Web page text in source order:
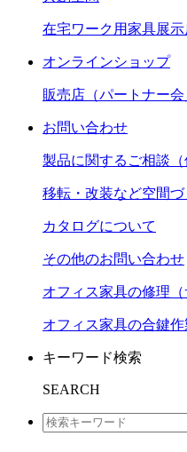
在宅ワーク用家具展
オンラインショップ
販売店（パートナー会
お問い合わせ
製品に関するご相談（
移転・改装など空間
カタログについて
その他のお問い合わせ
オフィス家具の修理（
オフィス家具の合鍵作
キーワード検索
SEARCH